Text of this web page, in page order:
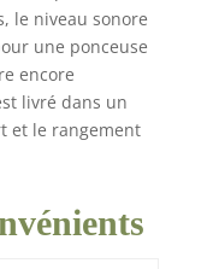
d'aspiration,
ponçage
Les
électriques
également
d'un capteur
Le capteur
permet
le niveau sonore
une ponceuse
encore
livré dans un
et le rangement